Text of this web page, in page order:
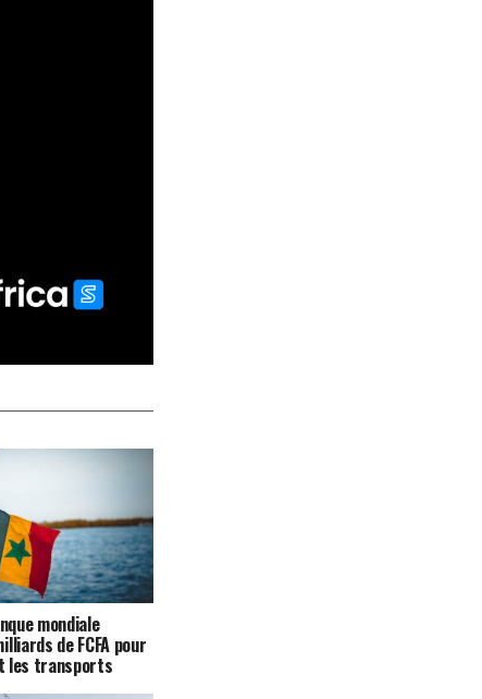
mondiale
de FCFA pour
les transports